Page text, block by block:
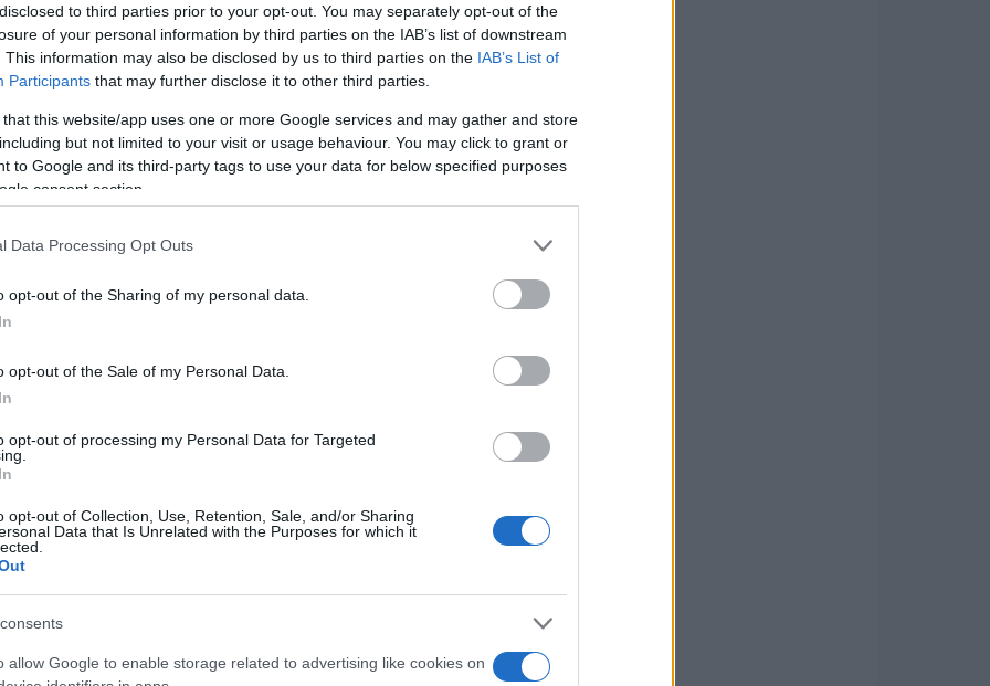
to third parties prior to your opt-out. You may separately opt-out of the
of your personal information by third parties on the IAB’s list of downstream
This information may also be disclosed by us to third parties on the IAB’s List of
Participants that may further disclose it to other third parties.
that this website/app uses one or more Google services and may gather and store
but not limited to your visit or usage behaviour. You may click to grant or
to Google and its third-party tags to use your data for below specified purposes
consent section.
Data Processing Opt Outs
opt-out of the Sharing of my personal data.
opt-out of the Sale of my Personal Data.
opt-out of processing my Personal Data for Targeted
opt-out of Collection, Use, Retention, Sale, and/or Sharing
Data that Is Unrelated with the Purposes for which it
allow Google to enable storage related to advertising like cookies on
da evitare
può far sembrare la tua lettera poco
per e-mail personali ed evitate di utilizzarli
non abbiate molta familiarità con il
troppo informali, non il modo più
se stai cercando di trovare un lavoro.
casuale via e-mail con persone che